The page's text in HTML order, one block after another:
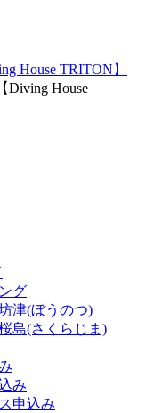
House
グ
津(ぼうのつ)
島(さくらじま)
み
申込み